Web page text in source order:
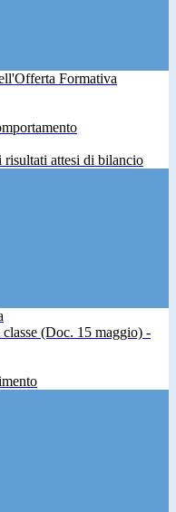
Formativa
attesi di bilancio
(Doc. 15 maggio) -